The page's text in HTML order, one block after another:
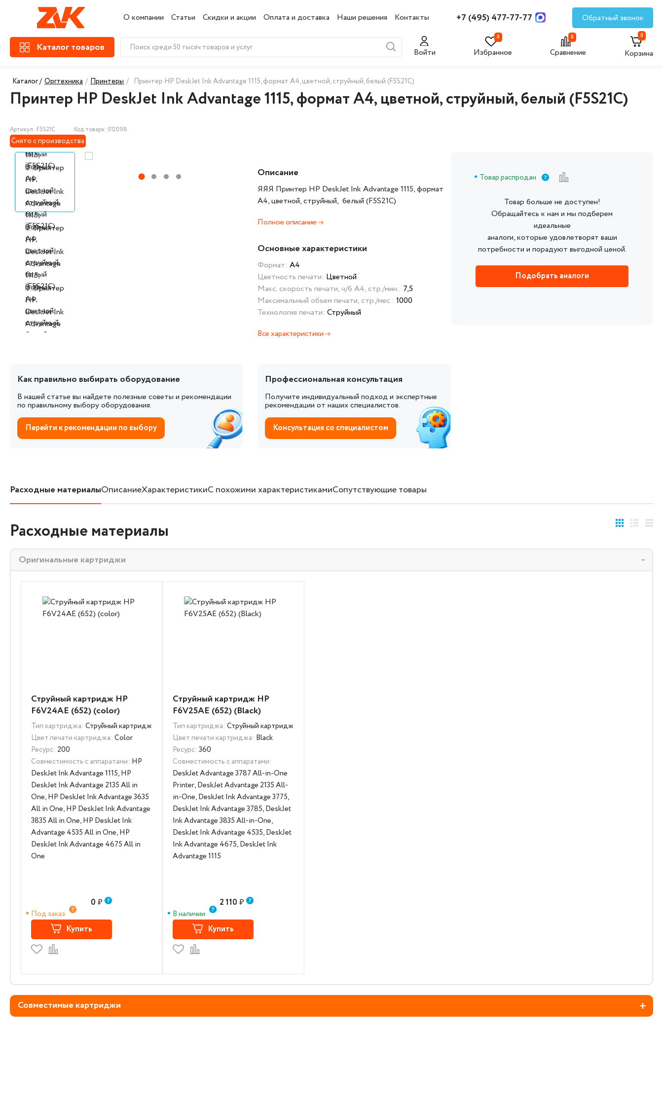
О компании Статьи Скидки и акции Оплата и доставка Наши решения Контакты +7 (495) 477-77-77 Обратный звонок
Каталог товаров Войти
0
Избранное
0
Сравнение
0
Корзина
Каталог / Оргтехника / Принтеры / Принтер HP DeskJet Ink Advantage 1115, формат А4, цветной, струйный, белый (F5S21C)
Принтер HP DeskJet Ink Advantage 1115, формат А4, цветной, струйный, белый (F5S21C)
Артикул: F5S21C Код товара: 012098
Снято с производства
Описание
ЯЯЯ Принтер HP DeskJet Ink Advantage 1115, формат
А4, цветной, струйный, белый (F5S21C)
Полное описание
Основные характеристики
Формат: А4
Цветность печати: Цветной
Макс. скорость печати, ч/б А4, стр./мин.: 7,5
Максимальный объем печати, стр./мес.: 1000
Технология печати: Струйный
Все характеристики
Профессиональная консультация
Получите индивидуальный подход и экспертные
рекомендации от наших специалистов.
Консультация со специалистом
Как правильно выбирать оборудование
В нашей статье вы найдете полезные советы и рекомендации
по правильному выбору оборудования.
Перейти к рекомендации по выбору
Товар распродан
Товар больше не доступен!
Обращайтесь к нам и мы подберем
идеальные
аналоги, которые удовлетворят ваши
потребности и порадуют выгодной ценой.
Подобрать аналоги
Расходные материалыОписаниеХарактеристикиС похожими характеристикамиСопутствующие товары
Расходные материалы
Оригинальные картриджи
Струйный картридж HP
F6V24AE (652) (color)
Тип картриджа: Струйный картридж
Цвет печати картриджа: Color
Ресурс: 200
Совместимость с аппаратами: HP
DeskJet Ink Advantage 1115, HP
DeskJet Ink Advantage 2135 All in
One, HP DeskJet Ink Advantage 3635
All in One, HP DeskJet Ink Advantage
3835 All in One, HP DeskJet Ink
Advantage 4535 All in One, HP
DeskJet Ink Advantage 4675 All in
One
0 ₽
Под заказ
Купить
Струйный картридж HP
F6V25AE (652) (Black)
Тип картриджа: Струйный картридж
Цвет печати картриджа: Black
Ресурс: 360
Совместимость с аппаратами:
DeskJet Advantage 3787 All-in-One
Printer, DeskJet Advantage 2135 All-
in-One, DeskJet Ink Advantage 3775,
DeskJet Ink Advantage 3785, DeskJet
Ink Advantage 3835 All-in-One,
DeskJet Ink Advantage 4535, DeskJet
Ink Advantage 4675, DeskJet Ink
Advantage 1115
2 110 ₽
В наличии
Купить
Совместимые картриджи